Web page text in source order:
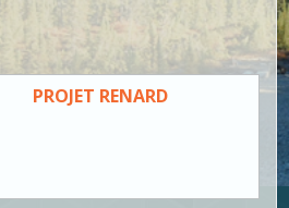
PROJET RENARD